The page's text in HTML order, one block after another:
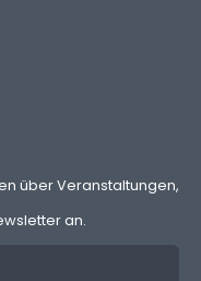
über Veranstaltungen,
an.